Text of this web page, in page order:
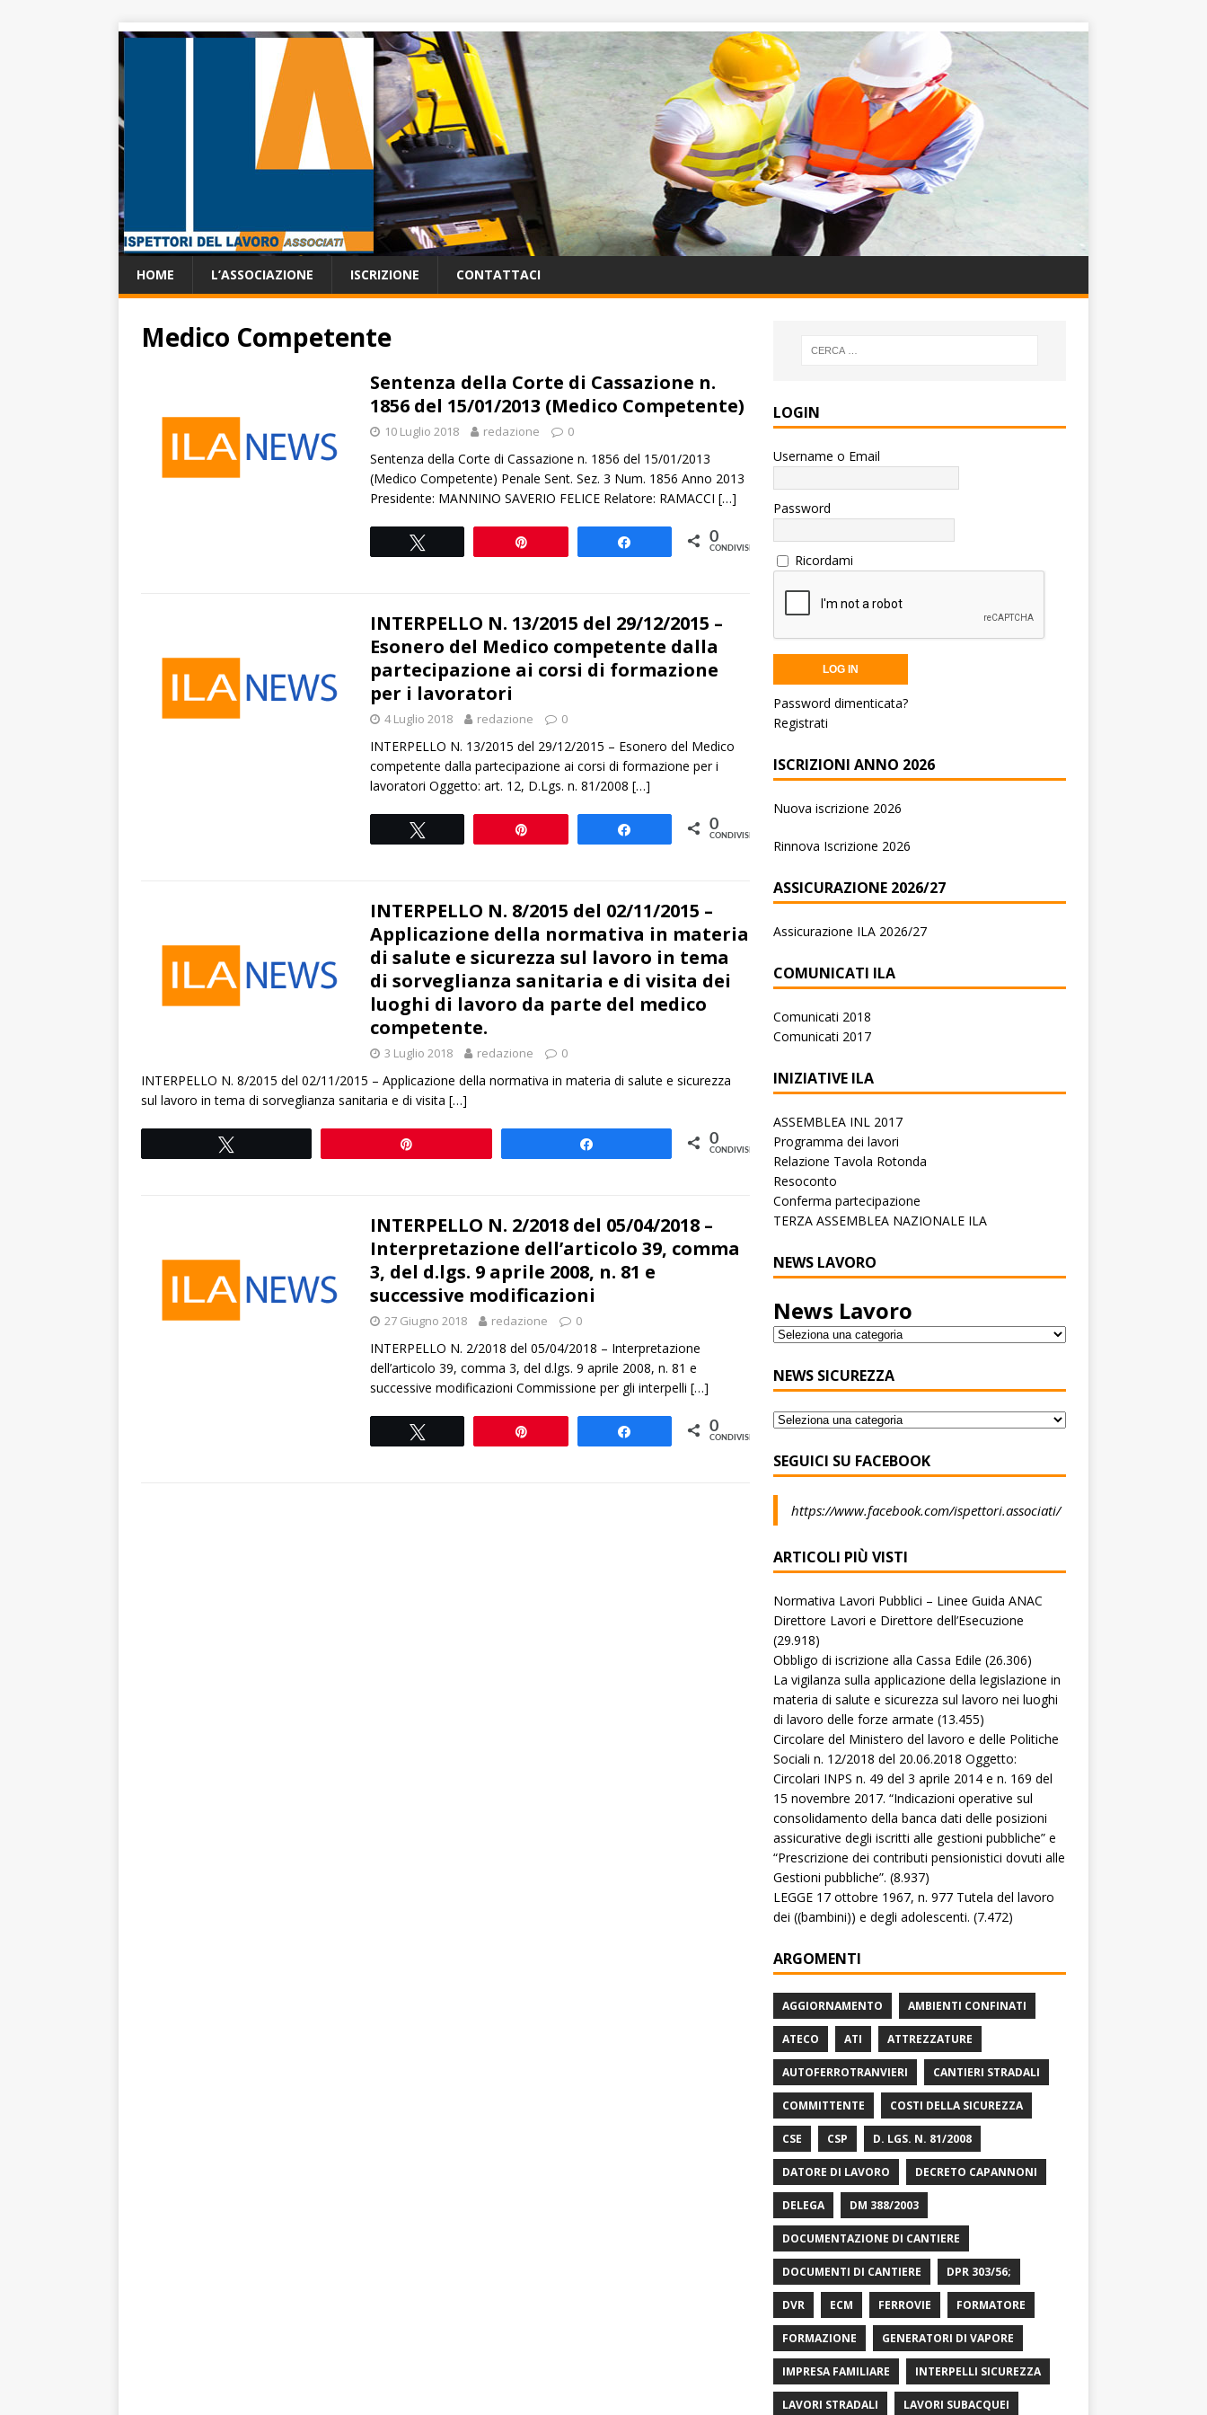
HOME L’ASSOCIAZIONE ISCRIZIONE CONTATTACI
Medico Competente
Sentenza della Corte di Cassazione n.
1856 del 15/01/2013 (Medico Competente)
10 Luglio 2018 redazione 0
Sentenza della Corte di Cassazione n. 1856 del 15/01/2013
(Medico Competente) Penale Sent. Sez. 3 Num. 1856 Anno 2013
Presidente: MANNINO SAVERIO FELICE Relatore: RAMACCI […]
0
CONDIVISIONI
INTERPELLO N. 13/2015 del 29/12/2015 –
Esonero del Medico competente dalla
partecipazione ai corsi di formazione
per i lavoratori
4 Luglio 2018 redazione 0
INTERPELLO N. 13/2015 del 29/12/2015 – Esonero del Medico
competente dalla partecipazione ai corsi di formazione per i
lavoratori Oggetto: art. 12, D.Lgs. n. 81/2008 […]
0
CONDIVISIONI
INTERPELLO N. 8/2015 del 02/11/2015 –
Applicazione della normativa in materia
di salute e sicurezza sul lavoro in tema
di sorveglianza sanitaria e di visita dei
luoghi di lavoro da parte del medico
competente.
3 Luglio 2018 redazione 0
INTERPELLO N. 8/2015 del 02/11/2015 – Applicazione della normativa in materia di salute e sicurezza
sul lavoro in tema di sorveglianza sanitaria e di visita […]
0
CONDIVISIONI
INTERPELLO N. 2/2018 del 05/04/2018 –
Interpretazione dell’articolo 39, comma
3, del d.lgs. 9 aprile 2008, n. 81 e
successive modificazioni
27 Giugno 2018 redazione 0
INTERPELLO N. 2/2018 del 05/04/2018 – Interpretazione
dell’articolo 39, comma 3, del d.lgs. 9 aprile 2008, n. 81 e
successive modificazioni Commissione per gli interpelli […]
0
CONDIVISIONI
LOGIN
Username o Email
Password
Ricordami
Password dimenticata?
Registrati
ISCRIZIONI ANNO 2026
Nuova iscrizione 2026
Rinnova Iscrizione 2026
ASSICURAZIONE 2026/27
Assicurazione ILA 2026/27
COMUNICATI ILA
Comunicati 2018
Comunicati 2017
INIZIATIVE ILA
ASSEMBLEA INL 2017
Programma dei lavori
Relazione Tavola Rotonda
Resoconto
Conferma partecipazione
TERZA ASSEMBLEA NAZIONALE ILA
NEWS LAVORO
News Lavoro
NEWS SICUREZZA
SEGUICI SU FACEBOOK
https://www.facebook.com/ispettori.associati/
ARTICOLI PIÙ VISTI
Normativa Lavori Pubblici – Linee Guida ANAC
Direttore Lavori e Direttore dell’Esecuzione
(29.918)
Obbligo di iscrizione alla Cassa Edile (26.306)
La vigilanza sulla applicazione della legislazione in
materia di salute e sicurezza sul lavoro nei luoghi
di lavoro delle forze armate (13.455)
Circolare del Ministero del lavoro e delle Politiche
Sociali n. 12/2018 del 20.06.2018 Oggetto:
Circolari INPS n. 49 del 3 aprile 2014 e n. 169 del
15 novembre 2017. “Indicazioni operative sul
consolidamento della banca dati delle posizioni
assicurative degli iscritti alle gestioni pubbliche” e
“Prescrizione dei contributi pensionistici dovuti alle
Gestioni pubbliche”. (8.937)
LEGGE 17 ottobre 1967, n. 977 Tutela del lavoro
dei ((bambini)) e degli adolescenti. (7.472)
ARGOMENTI
AGGIORNAMENTO AMBIENTI CONFINATI
ATECO ATI ATTREZZATURE
AUTOFERROTRANVIERI CANTIERI STRADALI
COMMITTENTE COSTI DELLA SICUREZZA
CSE CSP D. LGS. N. 81/2008
DATORE DI LAVORO DECRETO CAPANNONI
DELEGA DM 388/2003
DOCUMENTAZIONE DI CANTIERE
DOCUMENTI DI CANTIERE DPR 303/56;
DVR ECM FERROVIE FORMATORE
FORMAZIONE GENERATORI DI VAPORE
IMPRESA FAMILIARE INTERPELLI SICUREZZA
LAVORI STRADALI LAVORI SUBACQUEI